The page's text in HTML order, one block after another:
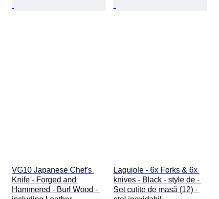
VG10 Japanese Chef's
Knife - Forged and
Hammered - Burl Wood -
Laguiole - 6x Forks & 6x
knives - Black - style de -
Set cuțite de masă (12) -